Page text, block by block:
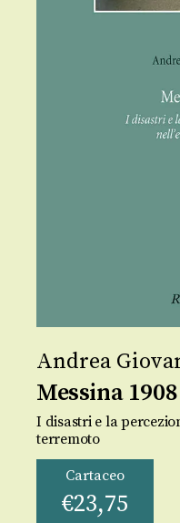
Andrea
Messina 1908
I disastri e la
terremoto
Cartaceo
€23,75